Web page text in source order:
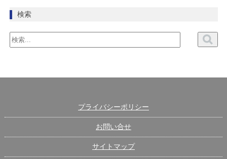
検索
プライバシーポリシー
お問い合せ
サイトマップ